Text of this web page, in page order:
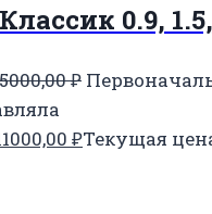
0.9,
₽
₽Текущая